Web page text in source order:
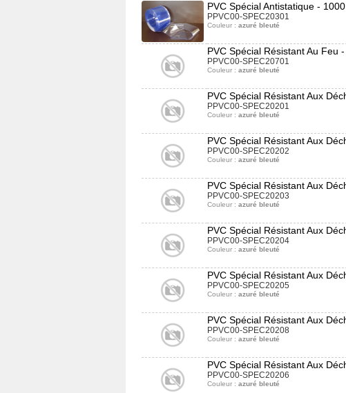
PVC Spécial Antistatique -
PPVC00-SPEC20301
Couleur : azuré bleuté
PVC Spécial Résistant Au Feu
PPVC00-SPEC20701
Couleur : azuré bleuté
PVC Spécial Résistant Aux
PPVC00-SPEC20201
Couleur : azuré bleuté
PVC Spécial Résistant Aux
PPVC00-SPEC20202
Couleur : azuré bleuté
PVC Spécial Résistant Aux
PPVC00-SPEC20203
Couleur : azuré bleuté
PVC Spécial Résistant Aux
PPVC00-SPEC20204
Couleur : azuré bleuté
PVC Spécial Résistant Aux
PPVC00-SPEC20205
Couleur : azuré bleuté
PVC Spécial Résistant Aux
PPVC00-SPEC20208
Couleur : azuré bleuté
PVC Spécial Résistant Aux
PPVC00-SPEC20206
Couleur : azuré bleuté